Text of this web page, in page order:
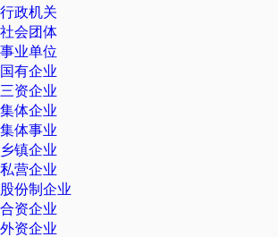
行政机关
社会团体
事业单位
国有企业
三资企业
集体企业
集体事业
乡镇企业
私营企业
股份制企业
合资企业
外资企业